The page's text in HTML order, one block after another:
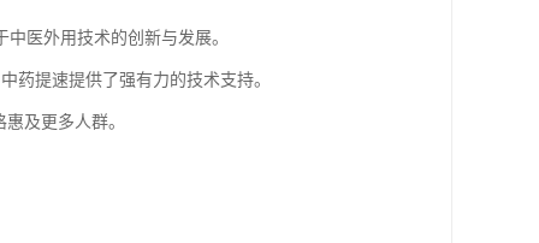
医外用技术的创新与发展。
药提速提供了强有力的技术支持。
及更多人群。